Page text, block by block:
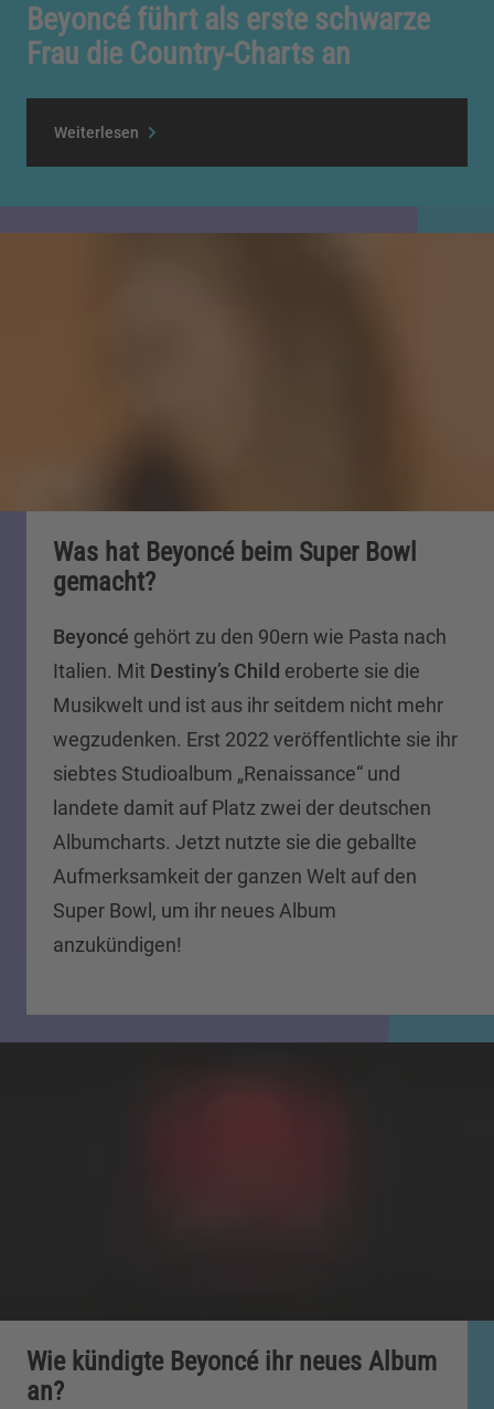
Beyoncé führt als erste schwarze
Frau die Country-Charts an
Weiterlesen
Was hat Beyoncé beim Super Bowl
gemacht?
Beyoncé gehört zu den 90ern wie Pasta nach
Italien. Mit Destiny’s Child eroberte sie die
Musikwelt und ist aus ihr seitdem nicht mehr
wegzudenken. Erst 2022 veröffentlichte sie ihr
siebtes Studioalbum „Renaissance“ und
landete damit auf Platz zwei der deutschen
Albumcharts. Jetzt nutzte sie die geballte
Aufmerksamkeit der ganzen Welt auf den
Super Bowl, um ihr neues Album
anzukündigen!
Wie kündigte Beyoncé ihr neues Album
an?